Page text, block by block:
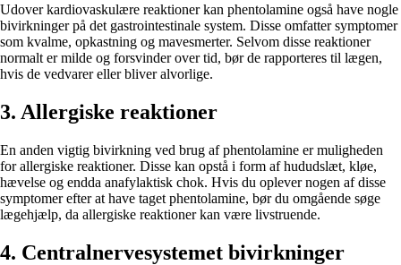
Udover kardiovaskulære reaktioner kan phentolamine også have nogle
bivirkninger på det gastrointestinale system. Disse omfatter symptomer
som kvalme, opkastning og mavesmerter. Selvom disse reaktioner
normalt er milde og forsvinder over tid, bør de rapporteres til lægen,
hvis de vedvarer eller bliver alvorlige.
3. Allergiske reaktioner
En anden vigtig bivirkning ved brug af phentolamine er muligheden
for allergiske reaktioner. Disse kan opstå i form af hududslæt, kløe,
hævelse og endda anafylaktisk chok. Hvis du oplever nogen af disse
symptomer efter at have taget phentolamine, bør du omgående søge
lægehjælp, da allergiske reaktioner kan være livstruende.
4. Centralnervesystemet bivirkninger